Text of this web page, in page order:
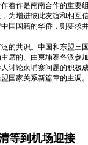
看作是南南合作的重要组
为增进彼此友谊和相互
国国籍的华侨，则要求
的共识。中国和东盟三
席的、由柬埔寨各派参
论柬埔寨问题的积极
国家关系新篇章的主调
等到机场迎接